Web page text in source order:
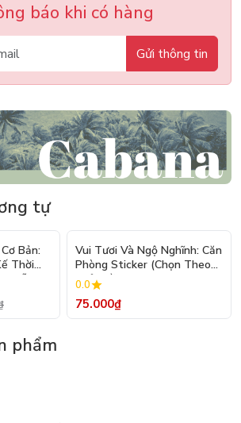
báo khi có hàng
Gửi thông tin
tự
- 10%
Bản:
Thời
Mẫu
Size
Vui Tươi Và Ngộ Nghĩnh: Căn
Phòng Sticker (Chọn Theo
Chủ Đề) - Hơn 250 Sticker
0.0
75.000₫
phẩm